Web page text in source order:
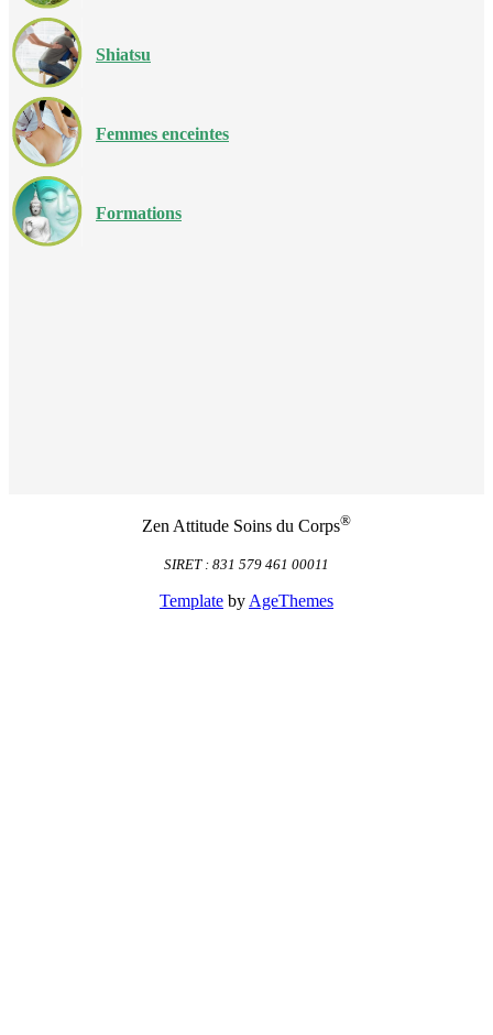
Shiatsu
Femmes enceintes
Formations
Zen Attitude Soins du Corps®
SIRET : 831 579 461 00011
Template by AgeThemes